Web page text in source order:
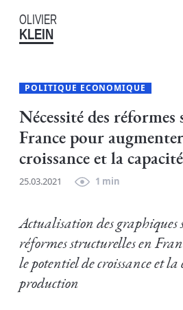
OLIVIER
KLEIN
POLITIQUE ECONOMIQUE
Nécessité des
France pour
croissance et la
25.03.2021 1 min
Actualisation des graphiques
réformes structurelles en
le potentiel de croissance et la
production